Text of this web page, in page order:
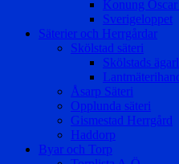
Konung
Sverigeloppet
Säterier och Herrgårdar
Skölstad säteri
Skölstads
Åsarp Säteri
Opplunda säteri
Gismestad Herrgård
Haddorp
Byar och Torp